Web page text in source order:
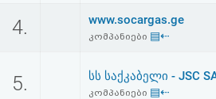
რეგისტრაცია
აღდგენა
4. www.socargas.ge
კომპანიები ▤⇠
5. სს საქკაბელი - JSC
კომპანიები ▤⇠